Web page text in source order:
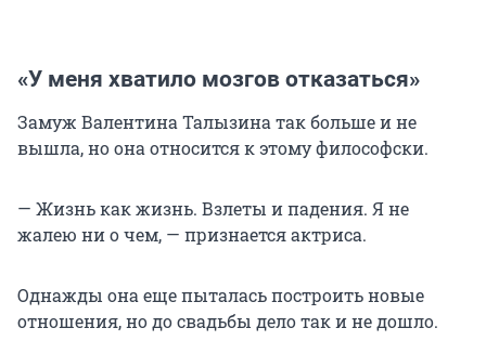
«У меня хватило мозгов отказаться»
Замуж Валентина Талызина так больше и не
вышла, но она относится к этому философски.
— Жизнь как жизнь. Взлеты и падения. Я не
жалею ни о чем, — признается актриса.
Однажды она еще пыталась построить новые
отношения, но до свадьбы дело так и не дошло.